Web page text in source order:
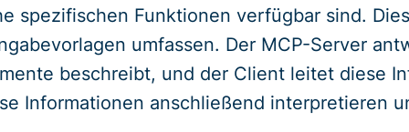
spezifischen Funktionen verfügbar sind.
umfassen. Der MCP-Server
beschreibt, und der Client leitet diese
Informationen anschließend interpretieren